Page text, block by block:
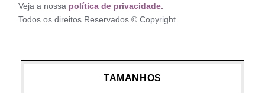
Veja a nossa política de privacidade.
Todos os direitos Reservados © Copyright
TAMANHOS